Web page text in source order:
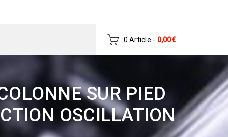
0 Article - 0,00€
SUR PIED
OSCILLATION